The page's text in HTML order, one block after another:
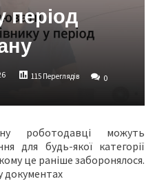
період
115 Переглядів 0
роботодавці можуть
для будь-якої категорії
це раніше заборонялося.
документах